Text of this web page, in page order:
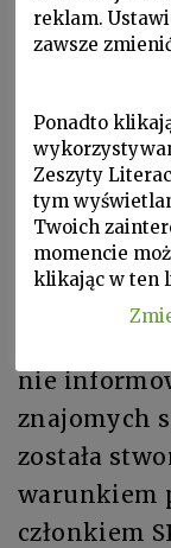
Każdy ma
angażuje
Jeszcze
działać
Oddziału
anonsując
Instytutem
członkom
nie
znajomych
została
warunkiem
członkiem
reklam.
zawsze
Ponadto
Zeszyty
tym
Twoich
momencie
klikając w ten